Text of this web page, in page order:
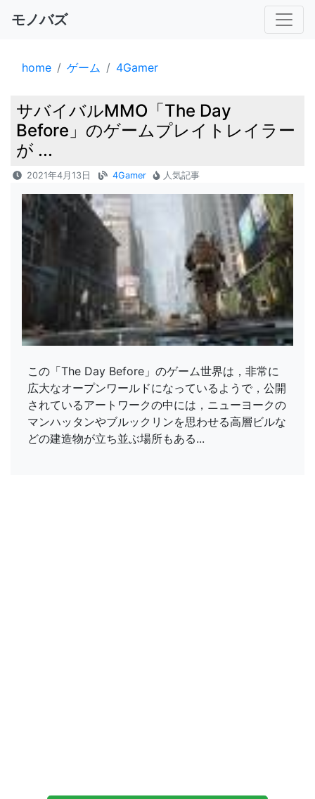
モノバズ
home ゲーム 4Gamer
サバイバルMMO「The Day
Before」のゲームプレイトレイラー
が ...
2021年4月13日 4Gamer 人気記事
この「The Day Before」のゲーム世界は，非常に
広大なオープンワールドになっているようで，公開
されているアートワークの中には，ニューヨークの
マンハッタンやブルックリンを思わせる高層ビルな
どの建造物が立ち並ぶ場所もある...